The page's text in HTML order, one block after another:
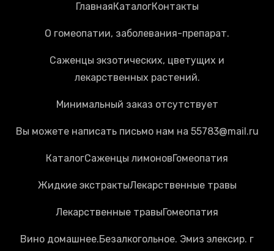
ГлавнаяКаталогКонтакты
О гомеопатии, заболевания-препарат.
Саженцы экзотических, цветущих и
лекарственных растений.
Минимальный заказ отсутствует
Вы можете написать письмо нам на 55783@mail.ru
КаталогCаженцы лимоновГомеопатия
Жидкие экстрактыЛекарственные травы
Лекарственные травыГомеопатия
Вино домашнее.Безалкогольное. Эмиз элексир. г